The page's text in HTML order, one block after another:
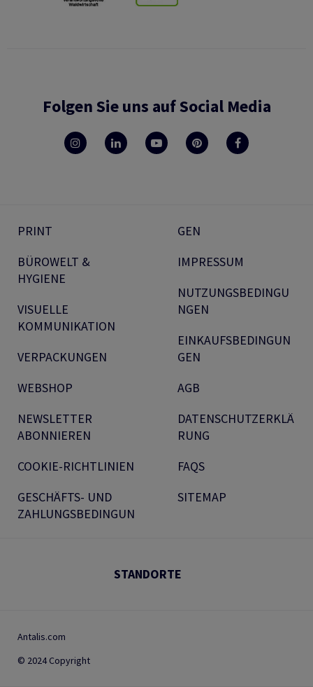
Folgen Sie uns auf Social Media
PRINT
BÜROWELT &
HYGIENE
VISUELLE
KOMMUNIKATION
VERPACKUNGEN
WEBSHOP
NEWSLETTER
ABONNIEREN
COOKIE-RICHTLINIEN
GESCHÄFTS- UND
ZAHLUNGSBEDINGUN
GEN
IMPRESSUM
NUTZUNGSBEDINGU
NGEN
EINKAUFSBEDINGUN
GEN
AGB
DATENSCHUTZERKLÄ
RUNG
FAQS
SITEMAP
STANDORTE
Antalis.com
© 2024 Copyright